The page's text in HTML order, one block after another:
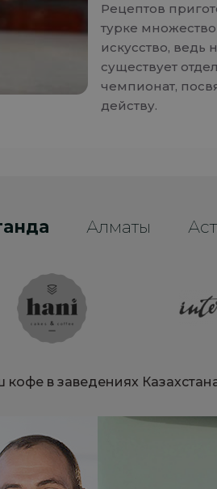
Рецептов
турке
искусство, ведь
существует
чемпионат,
действу.
Алматы
кофе в заведениях